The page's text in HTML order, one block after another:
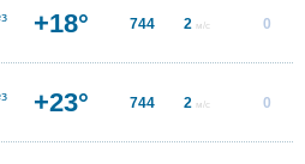
+18° 744 2 м/с 0
+23° 744 2 м/с 0